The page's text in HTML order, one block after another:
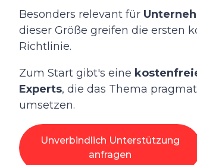
Besonders relevant für
dieser Größe greifen die ersten
Richtlinie.
Zum Start gibt's eine
Experts, die das Thema
umsetzen.
Unverbindlich Unterstützung
anfragen